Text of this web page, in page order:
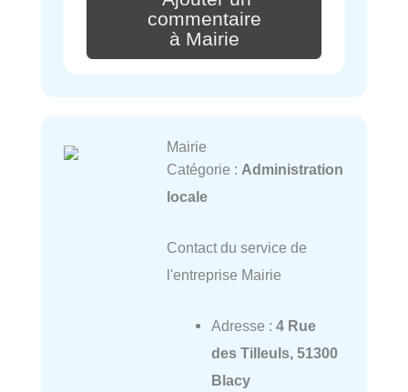
commentaire
à Mairie
Mairie
Catégorie : Administration
locale
Contact du service de
l'entreprise Mairie
Adresse : 4 Rue
des Tilleuls, 51300
Blacy